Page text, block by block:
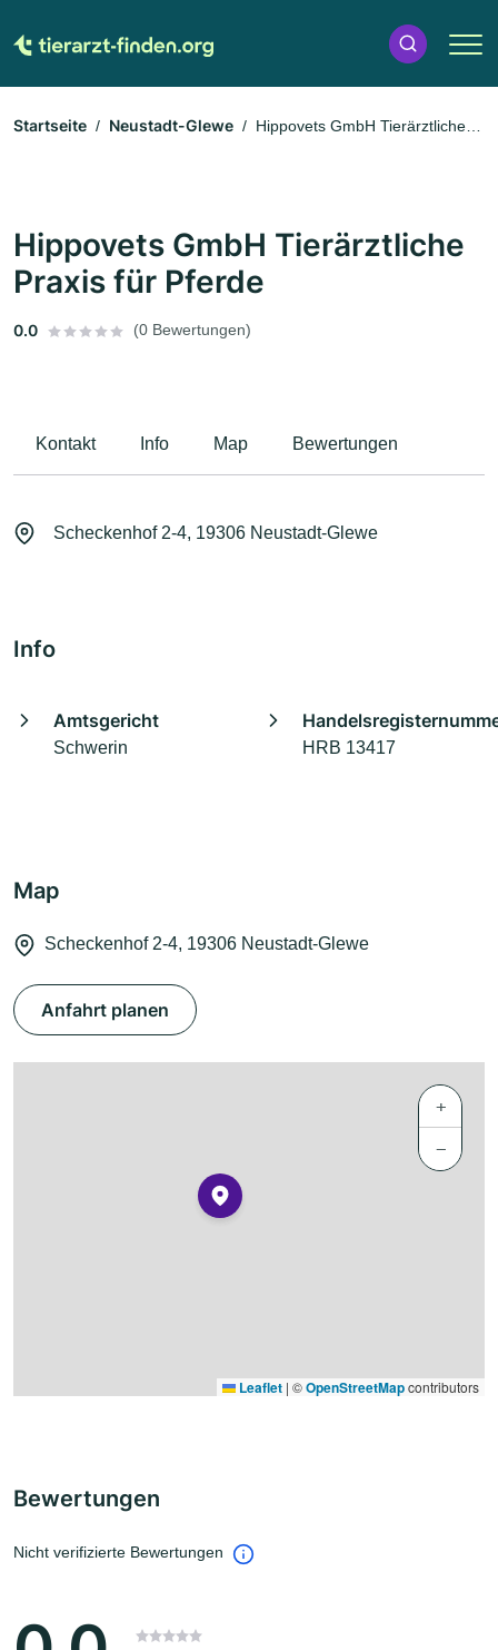
Startseite Neustadt-Glewe
Hippovets GmbH Tierärztliche
Hippovets GmbH Tierärztliche
Praxis für Pferde
0.0 (0 Bewertungen)
Kontakt Info Map Bewertungen
Scheckenhof 2-4, 19306 Neustadt-Glewe
Info
Amtsgericht
Schwerin HRB 13417
Map
Scheckenhof 2-4, 19306 Neustadt-Glewe
Anfahrt planen
+
−
Leaflet | ©OpenStreetMapcontributors
Bewertungen
Nicht verifizierte Bewertungen